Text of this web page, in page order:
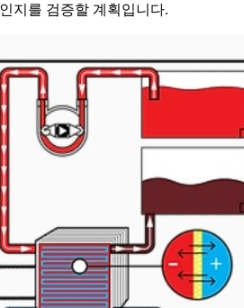
지를 검증할 계획입니다.